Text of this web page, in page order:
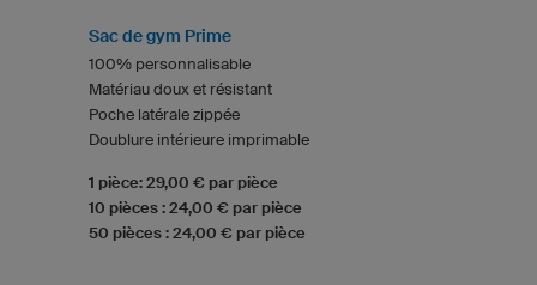
Sac de gym Prime
100% personnalisable
Matériau doux et résistant
Poche latérale zippée
Doublure intérieure imprimable
1 pièce: 29,00 € par pièce
10 pièces : 24,00 € par pièce
50 pièces : 24,00 € par pièce